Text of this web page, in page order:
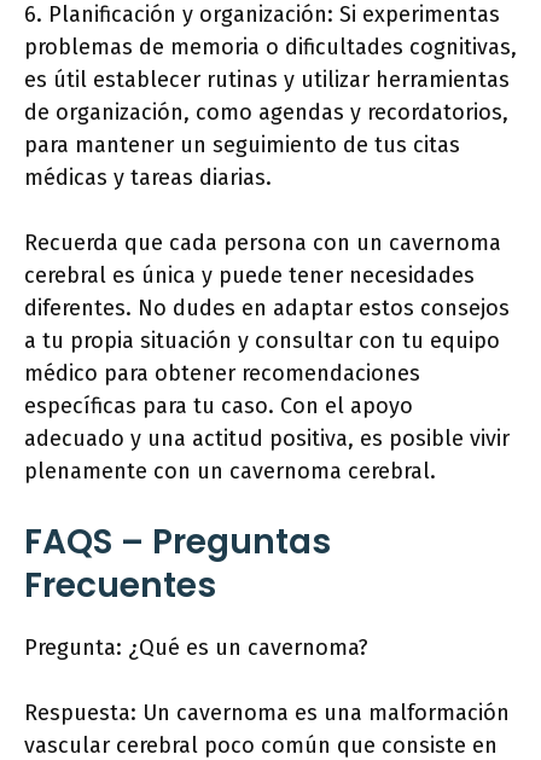
6. Planificación y organización: Si experimentas
problemas de memoria o dificultades cognitivas,
es útil establecer rutinas y utilizar herramientas
de organización, como agendas y recordatorios,
para mantener un seguimiento de tus citas
médicas y tareas diarias.
Recuerda que cada persona con un cavernoma
cerebral es única y puede tener necesidades
diferentes. No dudes en adaptar estos consejos
a tu propia situación y consultar con tu equipo
médico para obtener recomendaciones
específicas para tu caso. Con el apoyo
adecuado y una actitud positiva, es posible vivir
plenamente con un cavernoma cerebral.
FAQS – Preguntas
Frecuentes
Pregunta: ¿Qué es un cavernoma?
Respuesta: Un cavernoma es una malformación
vascular cerebral poco común que consiste en